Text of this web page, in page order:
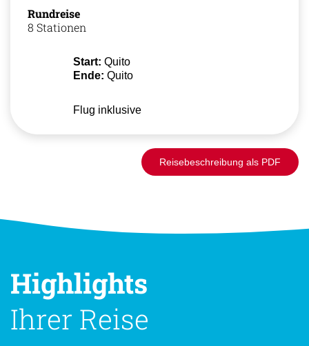
Rundreise
8 Stationen
Start: Quito
Ende: Quito
Flug inklusive
Reisebeschreibung als PDF
Highlights
Ihrer Reise